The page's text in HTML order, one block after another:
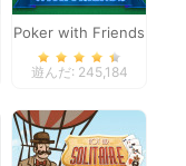
Poker with Friends
遊んだ: 245,184